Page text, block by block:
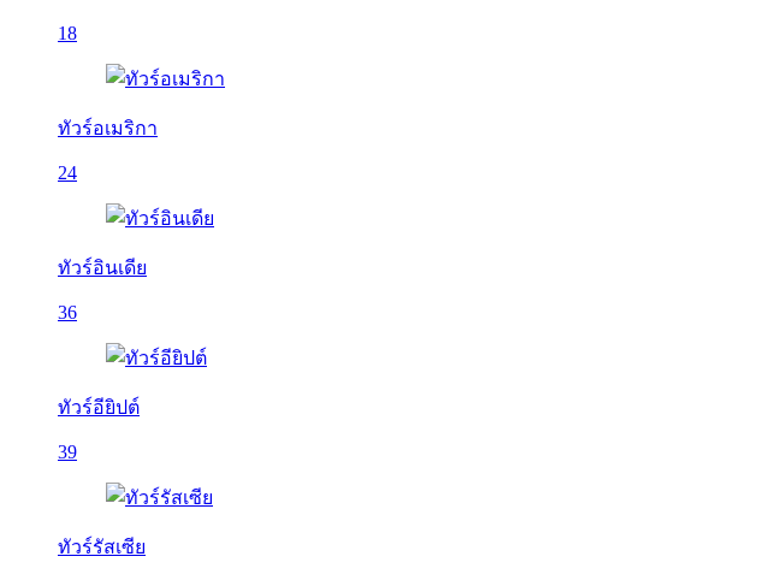
18
ทัวร์อเมริกา
24
ทัวร์อินเดีย
36
ทัวร์อียิปต์
39
ทัวร์รัสเซีย